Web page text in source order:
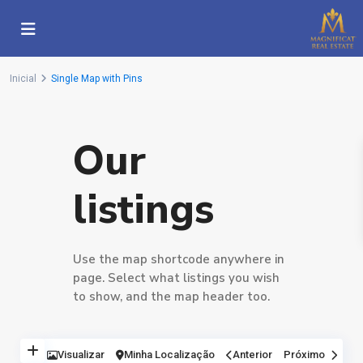
Inicial Single Map with Pins
Our
listings
Use the map shortcode anywhere in
page. Select what listings you wish
to show, and the map header too.
Visualizar Minha Localização Anterior Próximo